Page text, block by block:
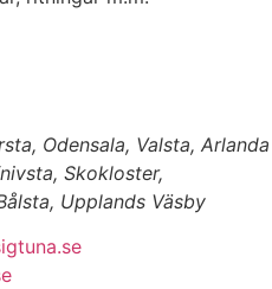
Odensala, Valsta, Arlanda
Skokloster,
Upplands Väsby